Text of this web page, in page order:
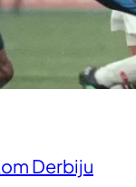
Derbiju